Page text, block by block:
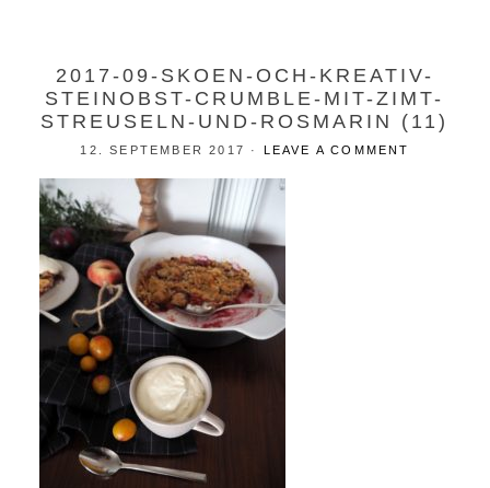
2017-09-SKOEN-OCH-KREATIV-
STEINOBST-CRUMBLE-MIT-ZIMT-
STREUSELN-UND-ROSMARIN (11)
12. SEPTEMBER 2017 · LEAVE A COMMENT